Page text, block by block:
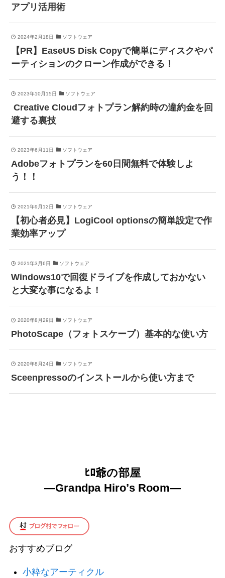
アプリ活用術
2024年2月18日 ソフトウェア
【PR】EaseUS Disk Copyで簡単にディスクやパ
ーティションのクローン作成ができる！
2023年10月15日 ソフトウェア
Creative Cloudフォトプラン解約時の違約金を回
避する裏技
2023年6月11日 ソフトウェア
Adobeフォトプランを60日間無料で体験しよ
う！！
2021年9月12日 ソフトウェア
【初心者必見】LogiCool optionsの簡単設定で作
業効率アップ
2021年3月6日 ソフトウェア
Windows10で回復ドライブを作成しておかない
と大変な事になるよ！
2020年8月29日 ソフトウェア
PhotoScape（フォトスケープ）基本的な使い方
2020年8月24日 ソフトウェア
Sceenpressoのインストールから使い方まで
ﾋﾛ爺の部屋
—Grandpa Hiro’s Room—
おすすめブログ
小粋なアーティクル